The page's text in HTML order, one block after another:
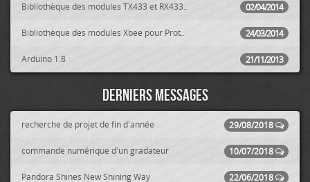
02/04/2014
Bibliothèque des modules TX433 et RX433..
24/03/2014
Bibliothèque des modules Xbee pour Prot..
21/11/2013
Arduino 1.8
Derniers messages
29/08/2018
recherche de projet de fin d'année
10/07/2018
commande numérique d'un gradateur
22/06/2018
Pandora Shines New Shining Way